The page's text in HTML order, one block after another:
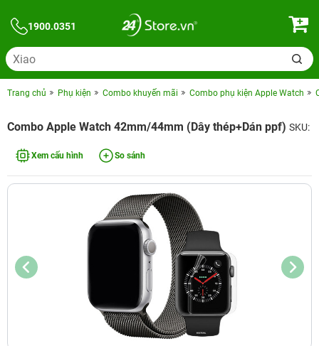
1900.0351
Trang chủ Phụ kiện Combo khuyến mãi Combo phụ kiện Apple Watch
Combo Apple Watch 42mm/44mm (Dây thép+Dán ppf) SKU:
Xem cấu hình So sánh